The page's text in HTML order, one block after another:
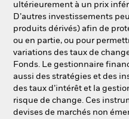
ultérieurement à un prix
D’autres investissements
produits dérivés) afin de
ou en partie, ou pour
variations des taux de
Fonds. Le gestionnaire
aussi des stratégies et des
des taux d’intérêt et la
risque de change. Ces
devises de marchés non